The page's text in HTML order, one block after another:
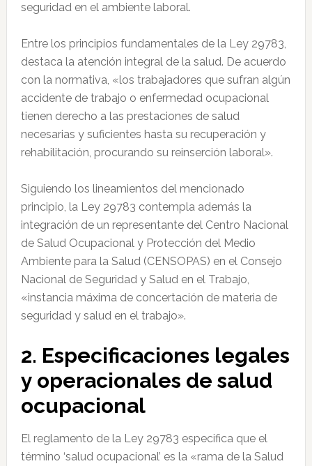
seguridad en el ambiente laboral.
Entre los principios fundamentales de la Ley 29783,
destaca la atención integral de la salud. De acuerdo
con la normativa, «los trabajadores que sufran algún
accidente de trabajo o enfermedad ocupacional
tienen derecho a las prestaciones de salud
necesarias y suficientes hasta su recuperación y
rehabilitación, procurando su reinserción laboral».
Siguiendo los lineamientos del mencionado
principio, la Ley 29783 contempla además la
integración de un representante del Centro Nacional
de Salud Ocupacional y Protección del Medio
Ambiente para la Salud (CENSOPAS) en el Consejo
Nacional de Seguridad y Salud en el Trabajo,
«instancia máxima de concertación de materia de
seguridad y salud en el trabajo».
2. Especificaciones legales
y operacionales de salud
ocupacional
El reglamento de la Ley 29783 especifica que el
término ‘salud ocupacional’ es la «rama de la Salud